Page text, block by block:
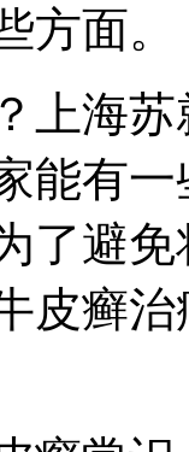
方面。
上海
能有
了避
皮癣